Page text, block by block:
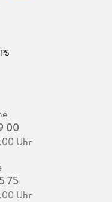
00
Uhr
75
Uhr